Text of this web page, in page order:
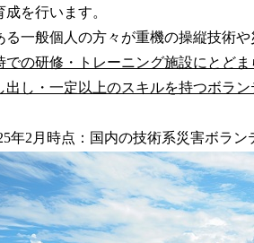
を行います。
る一般個人の方々が重機の操縦技術
での研修・トレーニング施設にとど
し・一定以上のスキルを持つボラン
年2月時点：国内の技術系災害ボラン